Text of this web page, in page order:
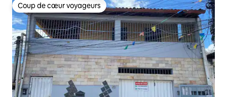
Coup de cœur voyageurs
Coup de cœur voyageurs